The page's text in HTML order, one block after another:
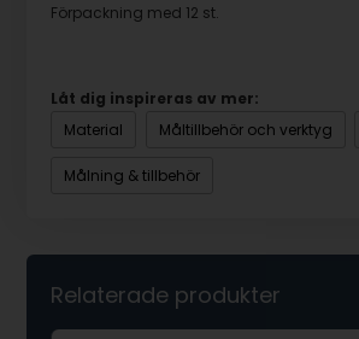
Förpackning med 12 st.
Låt dig inspireras av mer:
Material
Måltillbehör och verktyg
Målning & tillbehör
Relaterade produkter